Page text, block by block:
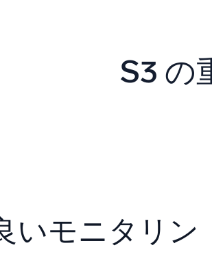
強力な
S3 の
いモニタリン